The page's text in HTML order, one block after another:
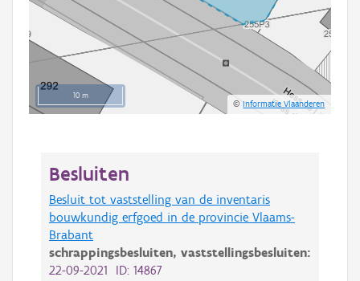
10 m
©Informatie Vlaanderen
Besluiten
Besluit tot vaststelling van de inventaris
bouwkundig erfgoed in de provincie Vlaams-
Brabant
schrappingsbesluiten, vaststellingsbesluiten:
22-09-2021 ID: 14867